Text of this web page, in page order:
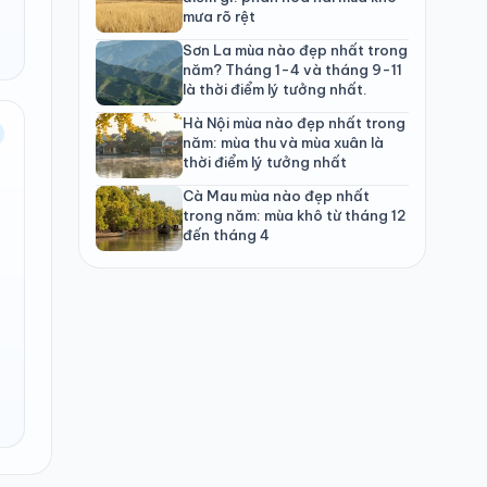
mưa rõ rệt
Sơn La mùa nào đẹp nhất trong
năm? Tháng 1-4 và tháng 9-11
là thời điểm lý tưởng nhất.
Hà Nội mùa nào đẹp nhất trong
năm: mùa thu và mùa xuân là
thời điểm lý tưởng nhất
Cà Mau mùa nào đẹp nhất
trong năm: mùa khô từ tháng 12
đến tháng 4